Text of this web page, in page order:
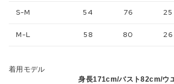
S-M 54 76 25
M-L 58 80 26
着用モデル
身長171cm/バスト82cm/ウ